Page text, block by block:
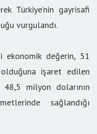
Türkiye’nin gayrisafi
vurgulandı.
ekonomik değerin, 51
işaret edilen
milyon dolarının
sağlandığı